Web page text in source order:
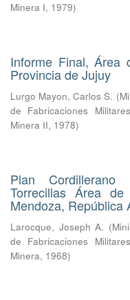
Minera I, 1979)
Informe Final, Área
Provincia de Jujuy
Lurgo Mayon, Carlos S. (
de Fabricaciones
Minera II, 1978)
Plan
Torrecillas Área
Mendoza, República
Larocque, Joseph A. (
de Fabricaciones
Minera, 1968)